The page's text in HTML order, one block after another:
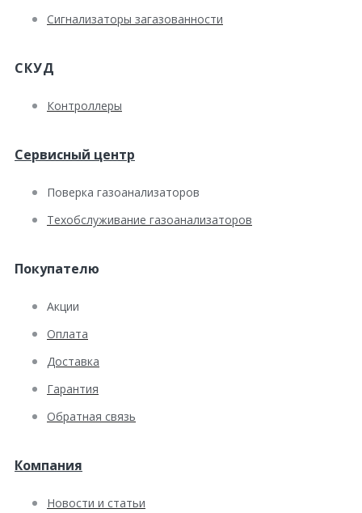
Сигнализаторы загазованности
СКУД
Контроллеры
Сервисный центр
Поверка газоанализаторов
Техобслуживание газоанализаторов
Покупателю
Акции
Оплата
Доставка
Гарантия
Обратная связь
Компания
Новости и статьи